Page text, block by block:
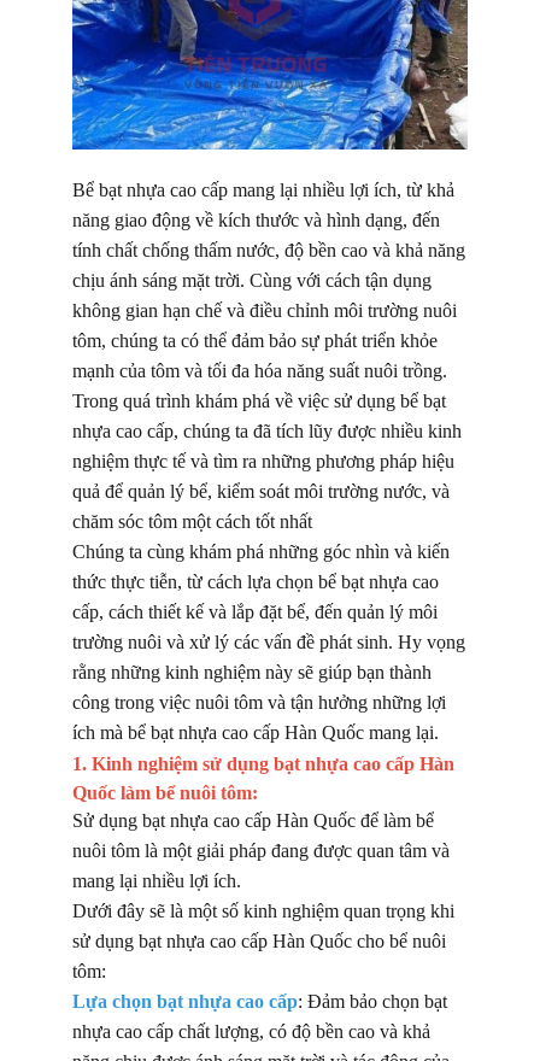
Bể bạt nhựa cao cấp mang lại nhiều lợi ích, từ khả
năng giao động về kích thước và hình dạng, đến
tính chất chống thấm nước, độ bền cao và khả năng
chịu ánh sáng mặt trời. Cùng với cách tận dụng
không gian hạn chế và điều chỉnh môi trường nuôi
tôm, chúng ta có thể đảm bảo sự phát triển khỏe
mạnh của tôm và tối đa hóa năng suất nuôi trồng.
Trong quá trình khám phá về việc sử dụng bể bạt
nhựa cao cấp, chúng ta đã tích lũy được nhiều kinh
nghiệm thực tế và tìm ra những phương pháp hiệu
quả để quản lý bể, kiểm soát môi trường nước, và
chăm sóc tôm một cách tốt nhất
Chúng ta cùng khám phá những góc nhìn và kiến
thức thực tiễn, từ cách lựa chọn bể bạt nhựa cao
cấp, cách thiết kế và lắp đặt bể, đến quản lý môi
trường nuôi và xử lý các vấn đề phát sinh. Hy vọng
rằng những kinh nghiệm này sẽ giúp bạn thành
công trong việc nuôi tôm và tận hưởng những lợi
ích mà bể bạt nhựa cao cấp Hàn Quốc mang lại.
1. Kinh nghiệm sử dụng bạt nhựa cao cấp Hàn
Quốc làm bể nuôi tôm:
Sử dụng bạt nhựa cao cấp Hàn Quốc để làm bể
nuôi tôm là một giải pháp đang được quan tâm và
mang lại nhiều lợi ích.
Dưới đây sẽ là một số kinh nghiệm quan trọng khi
sử dụng bạt nhựa cao cấp Hàn Quốc cho bể nuôi
tôm:
Lựa chọn bạt nhựa cao cấp: Đảm bảo chọn bạt
nhựa cao cấp chất lượng, có độ bền cao và khả